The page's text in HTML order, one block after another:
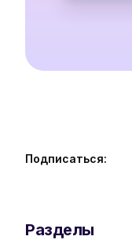
Подписаться:
Разделы